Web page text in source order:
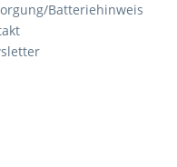
Batteriehinweis